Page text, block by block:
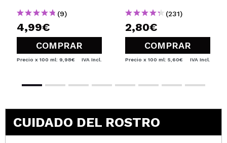
(9)
4,99€
COMPRAR
Precio x 100 ml: 9,98€ IVA Incl.
(231)
2,80€
COMPRAR
Precio x 100 ml: 5,60€ IVA Incl.
CUIDADO DEL ROSTRO